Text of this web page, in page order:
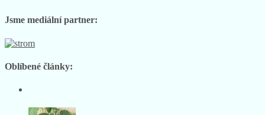
Instagramu
na
Jsme mediální partner:
Oblíbené články: